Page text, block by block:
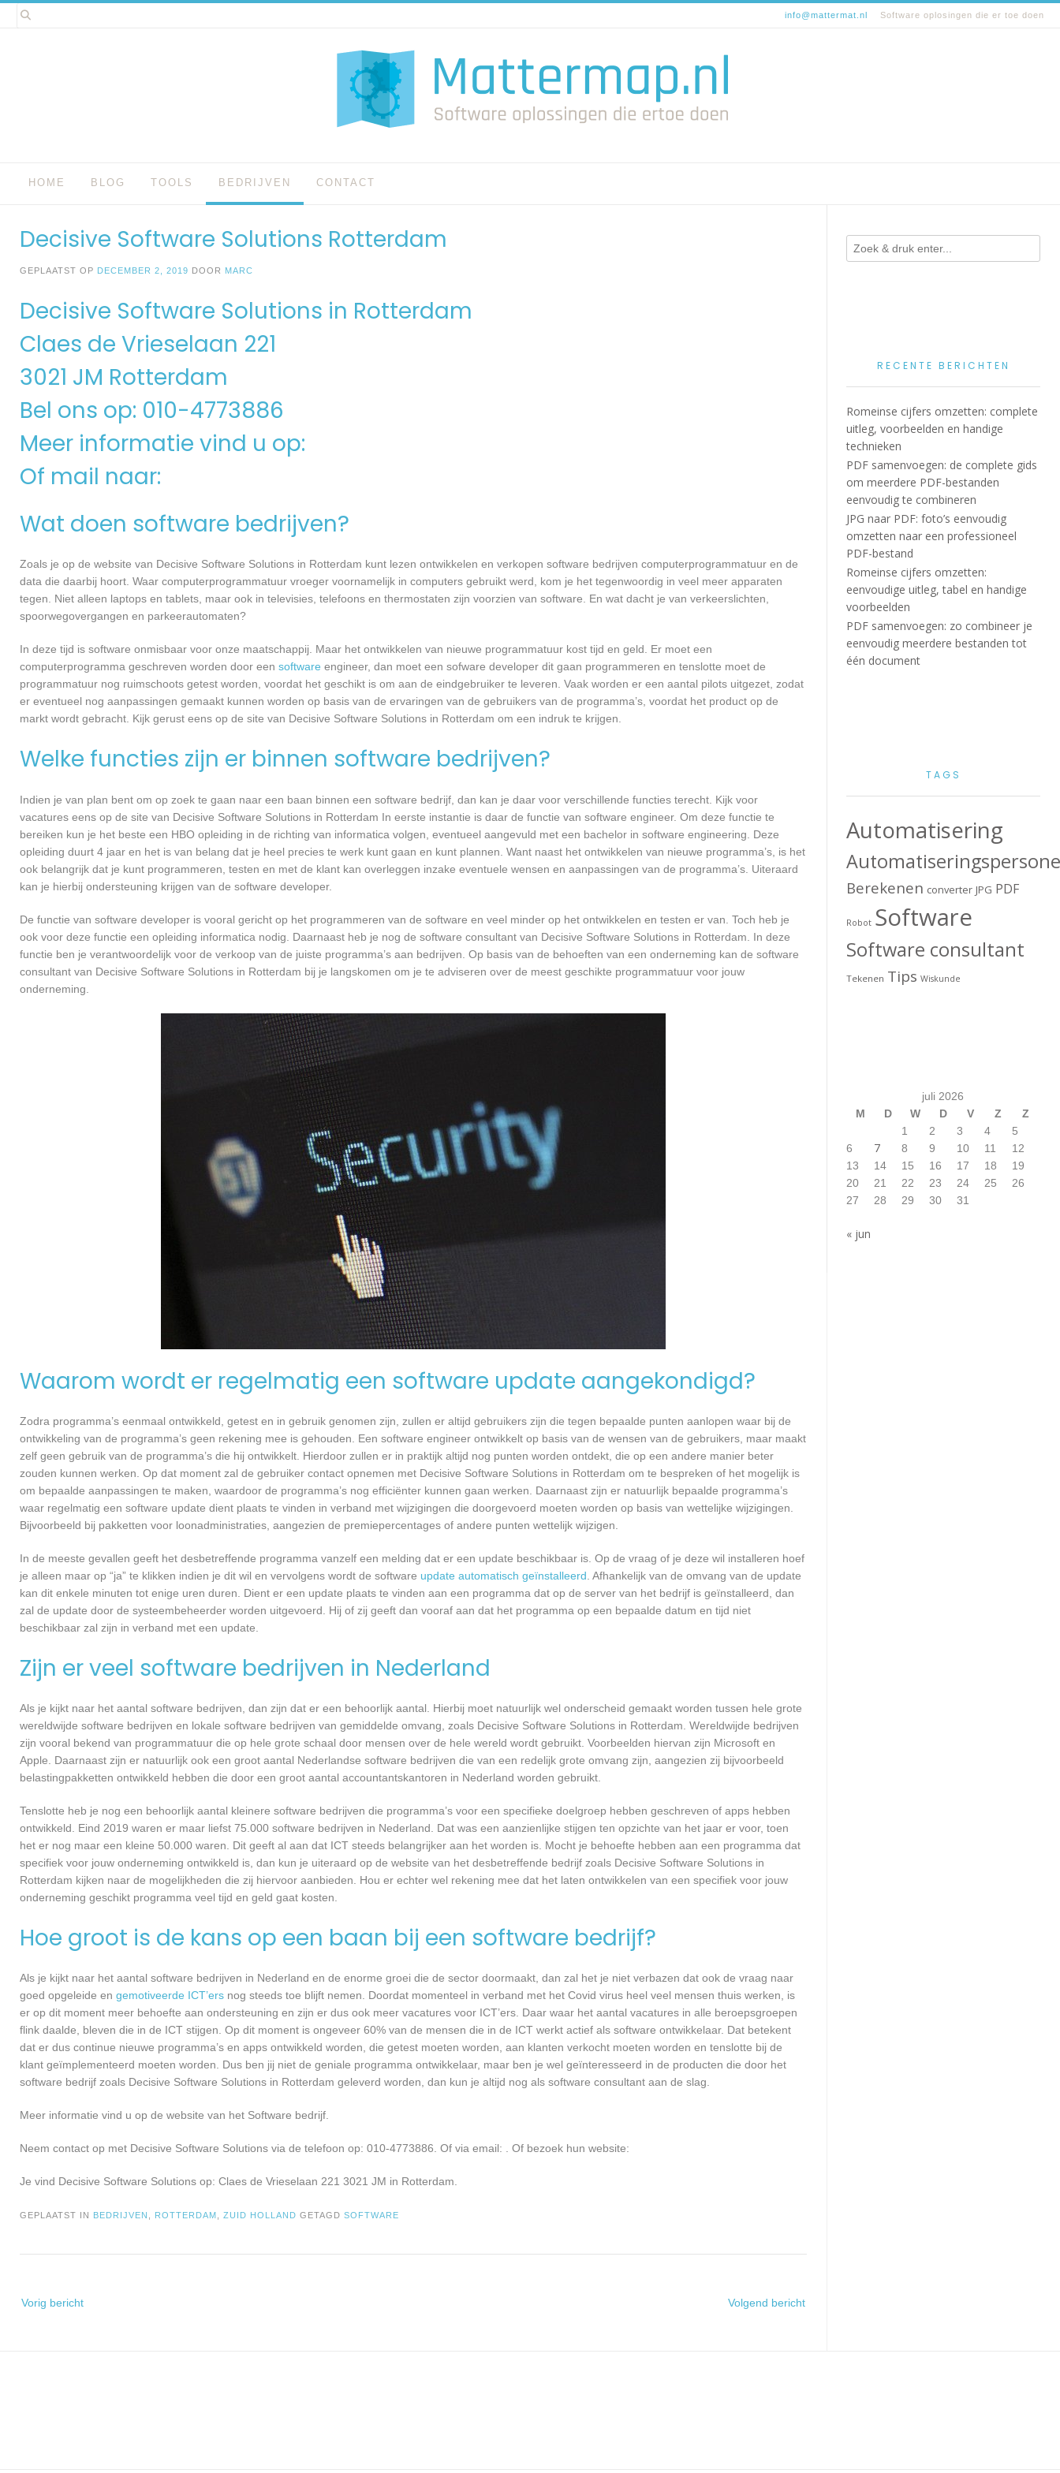
Spring
naar
info@mattermat.nl Software oplosingen die er toe doen
HOME BLOG TOOLS BEDRIJVEN CONTACT
Decisive Software Solutions Rotterdam
GEPLAATST OP DECEMBER 2, 2019 DOOR MARC
Decisive Software Solutions in Rotterdam
Claes de Vrieselaan 221
3021 JM Rotterdam
Bel ons op: 010-4773886
Meer informatie vind u op:
Of mail naar:
Wat doen software bedrijven?
Zoals je op de website van Decisive Software Solutions in Rotterdam kunt lezen ontwikkelen en verkopen software bedrijven computerprogrammatuur en de
data die daarbij hoort. Waar computerprogrammatuur vroeger voornamelijk in computers gebruikt werd, kom je het tegenwoordig in veel meer apparaten
tegen. Niet alleen laptops en tablets, maar ook in televisies, telefoons en thermostaten zijn voorzien van software. En wat dacht je van verkeerslichten,
spoorwegovergangen en parkeerautomaten?
In deze tijd is software onmisbaar voor onze maatschappij. Maar het ontwikkelen van nieuwe programmatuur kost tijd en geld. Er moet een
computerprogramma geschreven worden door een software engineer, dan moet een sofware developer dit gaan programmeren en tenslotte moet de
programmatuur nog ruimschoots getest worden, voordat het geschikt is om aan de eindgebruiker te leveren. Vaak worden er een aantal pilots uitgezet, zodat
er eventueel nog aanpassingen gemaakt kunnen worden op basis van de ervaringen van de gebruikers van de programma’s, voordat het product op de
markt wordt gebracht. Kijk gerust eens op de site van Decisive Software Solutions in Rotterdam om een indruk te krijgen.
Welke functies zijn er binnen software bedrijven?
Indien je van plan bent om op zoek te gaan naar een baan binnen een software bedrijf, dan kan je daar voor verschillende functies terecht. Kijk voor
vacatures eens op de site van Decisive Software Solutions in Rotterdam In eerste instantie is daar de functie van software engineer. Om deze functie te
bereiken kun je het beste een HBO opleiding in de richting van informatica volgen, eventueel aangevuld met een bachelor in software engineering. Deze
opleiding duurt 4 jaar en het is van belang dat je heel precies te werk kunt gaan en kunt plannen. Want naast het ontwikkelen van nieuwe programma’s, is het
ook belangrijk dat je kunt programmeren, testen en met de klant kan overleggen inzake eventuele wensen en aanpassingen van de programma’s. Uiteraard
kan je hierbij ondersteuning krijgen van de software developer.
De functie van software developer is vooral gericht op het programmeren van de software en veel minder op het ontwikkelen en testen er van. Toch heb je
ook voor deze functie een opleiding informatica nodig. Daarnaast heb je nog de software consultant van Decisive Software Solutions in Rotterdam. In deze
functie ben je verantwoordelijk voor de verkoop van de juiste programma’s aan bedrijven. Op basis van de behoeften van een onderneming kan de software
consultant van Decisive Software Solutions in Rotterdam bij je langskomen om je te adviseren over de meest geschikte programmatuur voor jouw
onderneming.
Waarom wordt er regelmatig een software update aangekondigd?
Zodra programma’s eenmaal ontwikkeld, getest en in gebruik genomen zijn, zullen er altijd gebruikers zijn die tegen bepaalde punten aanlopen waar bij de
ontwikkeling van de programma’s geen rekening mee is gehouden. Een software engineer ontwikkelt op basis van de wensen van de gebruikers, maar maakt
zelf geen gebruik van de programma’s die hij ontwikkelt. Hierdoor zullen er in praktijk altijd nog punten worden ontdekt, die op een andere manier beter
zouden kunnen werken. Op dat moment zal de gebruiker contact opnemen met Decisive Software Solutions in Rotterdam om te bespreken of het mogelijk is
om bepaalde aanpassingen te maken, waardoor de programma’s nog efficiënter kunnen gaan werken. Daarnaast zijn er natuurlijk bepaalde programma’s
waar regelmatig een software update dient plaats te vinden in verband met wijzigingen die doorgevoerd moeten worden op basis van wettelijke wijzigingen.
Bijvoorbeeld bij pakketten voor loonadministraties, aangezien de premiepercentages of andere punten wettelijk wijzigen.
In de meeste gevallen geeft het desbetreffende programma vanzelf een melding dat er een update beschikbaar is. Op de vraag of je deze wil installeren hoef
je alleen maar op “ja” te klikken indien je dit wil en vervolgens wordt de software update automatisch geïnstalleerd . Afhankelijk van de omvang van de update
kan dit enkele minuten tot enige uren duren. Dient er een update plaats te vinden aan een programma dat op de server van het bedrijf is geïnstalleerd, dan
zal de update door de systeembeheerder worden uitgevoerd. Hij of zij geeft dan vooraf aan dat het programma op een bepaalde datum en tijd niet
beschikbaar zal zijn in verband met een update.
Zijn er veel software bedrijven in Nederland
Als je kijkt naar het aantal software bedrijven, dan zijn dat er een behoorlijk aantal. Hierbij moet natuurlijk wel onderscheid gemaakt worden tussen hele grote
wereldwijde software bedrijven en lokale software bedrijven van gemiddelde omvang, zoals Decisive Software Solutions in Rotterdam. Wereldwijde bedrijven
zijn vooral bekend van programmatuur die op hele grote schaal door mensen over de hele wereld wordt gebruikt. Voorbeelden hiervan zijn Microsoft en
Apple. Daarnaast zijn er natuurlijk ook een groot aantal Nederlandse software bedrijven die van een redelijk grote omvang zijn, aangezien zij bijvoorbeeld
belastingpakketten ontwikkeld hebben die door een groot aantal accountantskantoren in Nederland worden gebruikt.
Tenslotte heb je nog een behoorlijk aantal kleinere software bedrijven die programma’s voor een specifieke doelgroep hebben geschreven of apps hebben
ontwikkeld. Eind 2019 waren er maar liefst 75.000 software bedrijven in Nederland. Dat was een aanzienlijke stijgen ten opzichte van het jaar er voor, toen
het er nog maar een kleine 50.000 waren. Dit geeft al aan dat ICT steeds belangrijker aan het worden is. Mocht je behoefte hebben aan een programma dat
specifiek voor jouw onderneming ontwikkeld is, dan kun je uiteraard op de website van het desbetreffende bedrijf zoals Decisive Software Solutions in
Rotterdam kijken naar de mogelijkheden die zij hiervoor aanbieden. Hou er echter wel rekening mee dat het laten ontwikkelen van een specifiek voor jouw
onderneming geschikt programma veel tijd en geld gaat kosten.
Hoe groot is de kans op een baan bij een software bedrijf?
Als je kijkt naar het aantal software bedrijven in Nederland en de enorme groei die de sector doormaakt, dan zal het je niet verbazen dat ook de vraag naar
goed opgeleide en gemotiveerde ICT’ers nog steeds toe blijft nemen. Doordat momenteel in verband met het Covid virus heel veel mensen thuis werken, is
er op dit moment meer behoefte aan ondersteuning en zijn er dus ook meer vacatures voor ICT’ers. Daar waar het aantal vacatures in alle beroepsgroepen
flink daalde, bleven die in de ICT stijgen. Op dit moment is ongeveer 60% van de mensen die in de ICT werkt actief als software ontwikkelaar. Dat betekent
dat er dus continue nieuwe programma’s en apps ontwikkeld worden, die getest moeten worden, aan klanten verkocht moeten worden en tenslotte bij de
klant geïmplementeerd moeten worden. Dus ben jij niet de geniale programma ontwikkelaar, maar ben je wel geïnteresseerd in de producten die door het
software bedrijf zoals Decisive Software Solutions in Rotterdam geleverd worden, dan kun je altijd nog als software consultant aan de slag.
Meer informatie vind u op de website van het Software bedrijf.
Neem contact op met Decisive Software Solutions via de telefoon op: 010-4773886. Of via email: . Of bezoek hun website:
Je vind Decisive Software Solutions op: Claes de Vrieselaan 221 3021 JM in Rotterdam.
GEPLAATST IN BEDRIJVEN ROTTERDAM ZUID HOLLAND GETAGD SOFTWARE
navigatie
Vorig bericht Volgend bericht
RECENTE BERICHTEN
Romeinse cijfers omzetten: complete
uitleg, voorbeelden en handige
technieken
PDF samenvoegen: de complete gids
om meerdere PDF-bestanden
eenvoudig te combineren
JPG naar PDF: foto’s eenvoudig
omzetten naar een professioneel
PDF-bestand
Romeinse cijfers omzetten:
eenvoudige uitleg, tabel en handige
voorbeelden
PDF samenvoegen: zo combineer je
eenvoudig meerdere bestanden tot
één document
TAGS
Automatisering
Berekenen converter JPG PDF
Robot Software
Software consultant
Tekenen Tips Wiskunde
juli 2026
M
D W D V Z
Z
1
2 3 4
5
6
7 8 9 10 11
12
13
14 15 16 17 18
19
20
21 22 23 24 25
26
27
28 29 30 31
« jun